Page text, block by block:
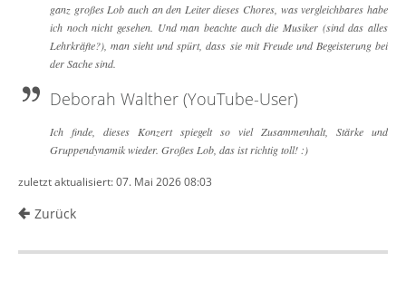
ganz großes Lob auch an den Leiter dieses Chores, was vergleichbares habe
ich noch nicht gesehen. Und man beachte auch die Musiker (sind das alles
Lehrkräfte?), man sieht und spürt, dass sie mit Freude und Begeisterung bei
der Sache sind.
Deborah Walther (YouTube-User)
Ich finde, dieses Konzert spiegelt so viel Zusammenhalt, Stärke und
Gruppendynamik wieder. Großes Lob, das ist richtig toll! :)
zuletzt aktualisiert: 07. Mai 2026 08:03
Zurück